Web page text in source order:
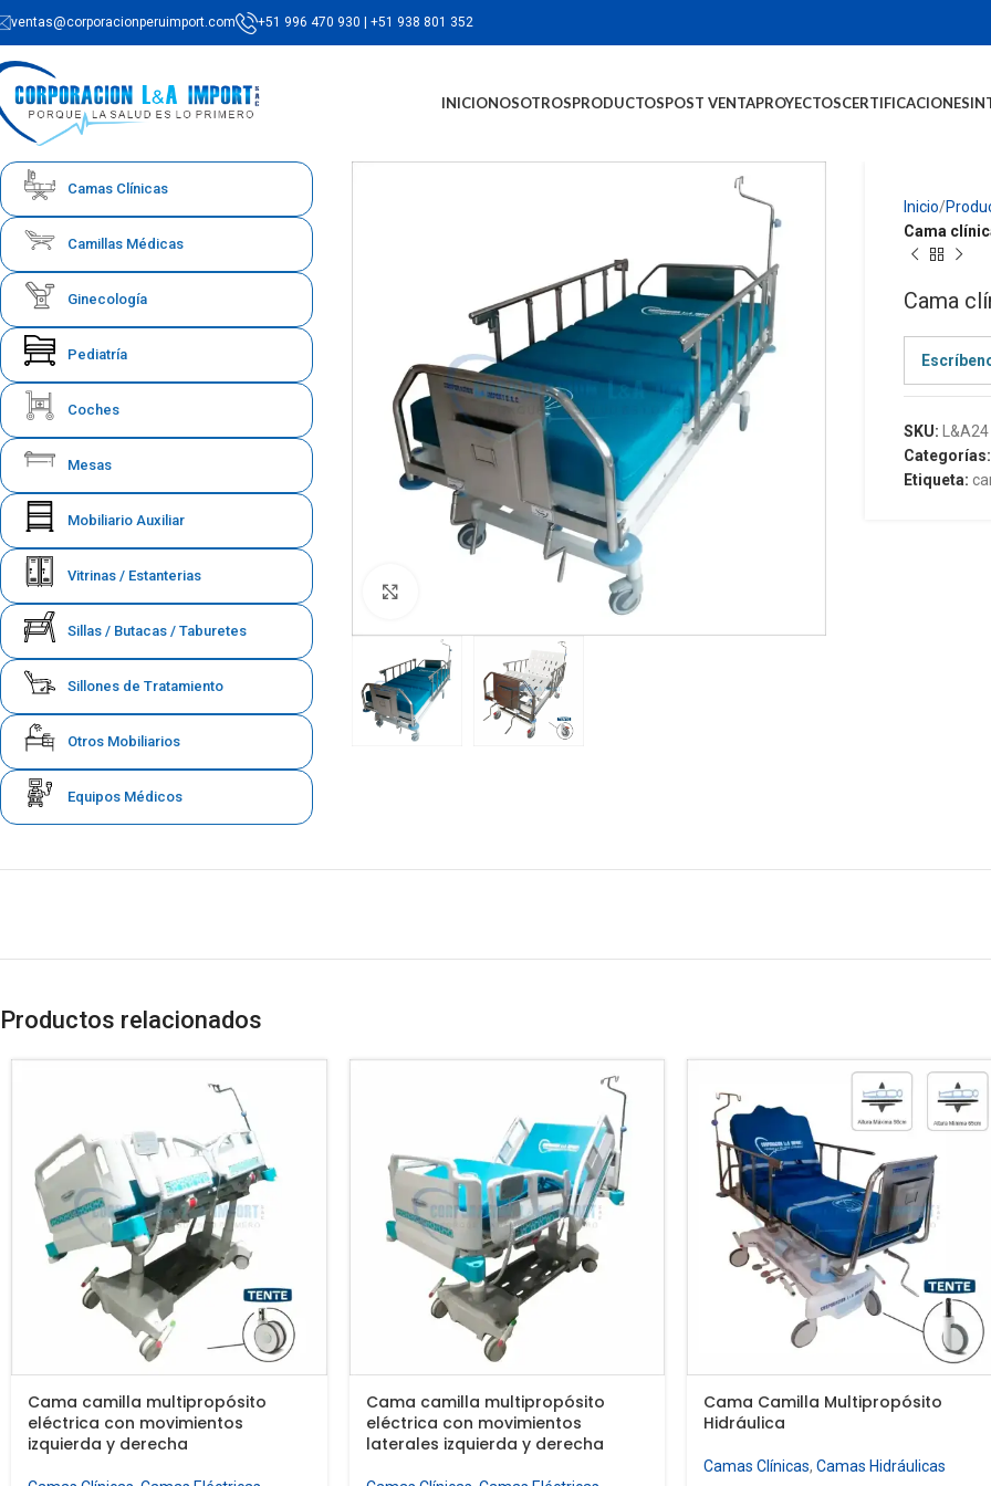
ventas@corporacionperuimport.com +51 996 470 930 | +51 938 801 352
INICIONOSOTROSPRODUCTOSPOST VENTAPROYECTOSCERTIFICACIONES
Camas Clínicas
Camillas Médicas
Ginecología
Pediatría
Coches
Mesas
Mobiliario Auxiliar
Vitrinas / Estanterias
Sillas / Butacas / Taburetes
Sillones de Tratamiento
Otros Mobiliarios
Equipos Médicos
Inicio
Cama
Cama
SKU:
L&A24
Categorías:
Etiqueta:
Productos relacionados
Cama camilla multipropósito
eléctrica con movimientos
izquierda y derecha
Cama camilla multipropósito
eléctrica con movimientos
laterales izquierda y derecha
Cama Camilla Multipropósito
Hidráulica
Camas Clínicas, Camas Hidráulicas